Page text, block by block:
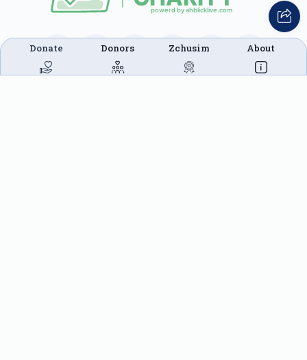
Donate Donors Zchusim About